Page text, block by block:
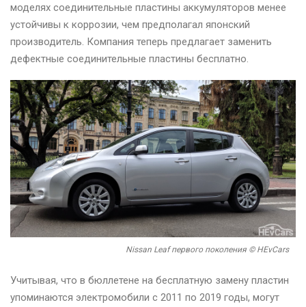
моделях соединительные пластины аккумуляторов менее
устойчивы к коррозии, чем предполагал японский
производитель. Компания теперь предлагает заменить
дефектные соединительные пластины бесплатно.
Nissan Leaf первого поколения © HEvCars
Учитывая, что в бюллетене на бесплатную замену пластин
упоминаются электромобили с 2011 по 2019 годы, могут